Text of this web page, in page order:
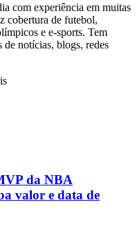
com experiência em muitas
cobertura de futebol,
e e-sports. Tem
notícias, blogs, redes
da NBA
valor e data de